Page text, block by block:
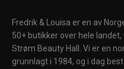
Fredrik & Louisa er en av
50+ butikker over hele
Strøm Beauty Hall. Vi er en
grunnlagt i 1984, og i dag